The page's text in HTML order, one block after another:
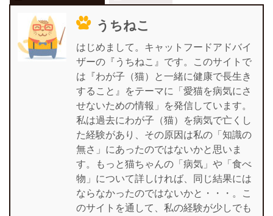
うちねこ
はじめまして。キャットフードアドバイ
ザーの『うちねこ』です。このサイトで
は『わが子（猫）と一緒に健康で長生き
すること』をテーマに「愛猫を病気にさ
せないための情報」を発信しています。
私は過去にわが子（猫）を病気で亡くし
た経験があり、その原因は私の「知識の
無さ」にあったのではないかと思いま
す。もっと猫ちゃんの「病気」や「食べ
物」について詳しければ、同じ結果には
ならなかったのではないかと・・・。こ
のサイトを通して、私の経験が少しでも